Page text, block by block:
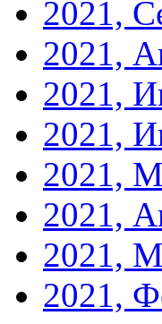
2021,
2021,
2021,
2021,
2021,
2021,
2021,
2021,